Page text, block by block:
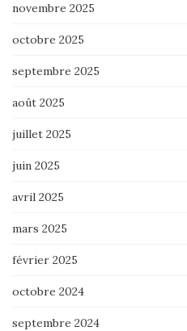
novembre 2025
octobre 2025
septembre 2025
août 2025
juillet 2025
juin 2025
avril 2025
mars 2025
février 2025
octobre 2024
septembre 2024